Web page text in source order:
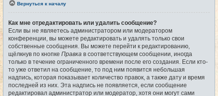
Вернуться к началу
Как мне отредактировать или удалить сообщение?
Если вы не являетесь администратором или модератором
конференции, вы можете редактировать и удалять только свои
собственные сообщения. Вы можете перейти к редактированию,
щёлкнув по кнопке Правка в соответствующем сообщении, иногда
только в течение ограниченного времени после его создания. Если кто-
то уже ответил на сообщение, то под ним появится небольшая
надпись, которая показывает количество правок, а также дату и время
последней из них. Эта надпись не появляется, если сообщение
редактировал администратор или модератор, хотя они могут сами